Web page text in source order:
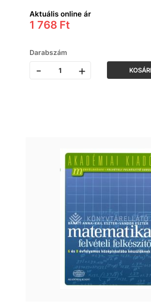
Aktuális online ár
1 768 Ft
Darabszám
- +